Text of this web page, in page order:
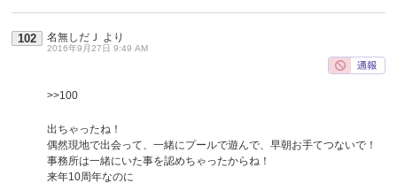
102 名無しだＪ より
2016年9月27日 9:49 AM
>>100
出ちゃったね！
偶然現地で出会って、一緒にプールで遊んで、早朝お手てつないで！
事務所は一緒にいた事を認めちゃったからね！
来年10周年なのに